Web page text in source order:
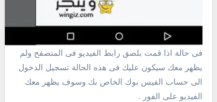
فى حالة اذا قمت بلصق رابط الفيديو فى المتصفح ولم
يظهر معك سيكون عليك فى هذه الحالة تسجيل الدخول
الى حساب الفيس بوك الخاص بك وسوف يظهر معك
الفيديو على الفور .